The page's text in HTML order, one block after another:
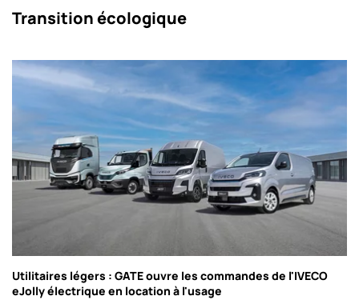
Transition écologique
Utilitaires légers : GATE ouvre les commandes de l'IVECO
eJolly électrique en location à l'usage